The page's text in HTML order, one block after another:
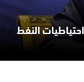
النفط